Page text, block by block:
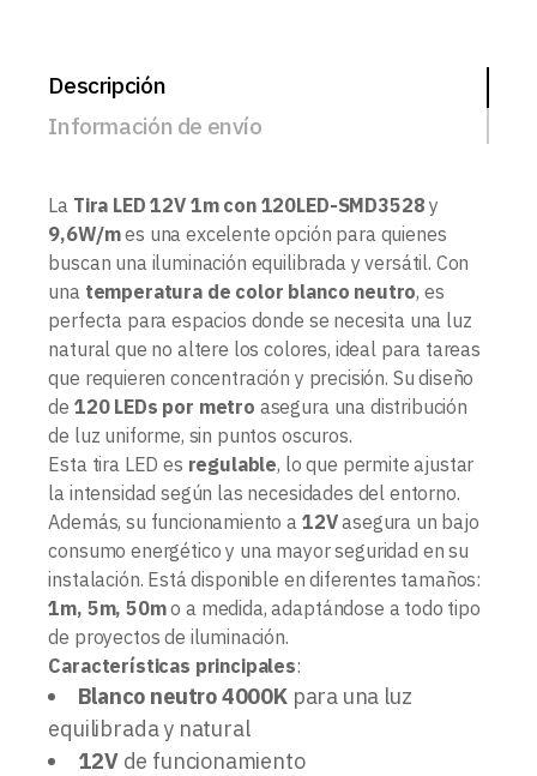
Descripción
Información de envío
La Tira LED 12V 1m con 120LED-SMD3528 y
9,6W/mes una excelente opción para quienes
buscan una iluminación equilibrada y versátil. Con
una temperatura de color blanco neutro, es
perfecta para espacios donde se necesita una luz
natural que no altere los colores, ideal para tareas
que requieren concentración y precisión. Su diseño
de 120 LEDs por metro asegura una distribución
de luz uniforme, sin puntos oscuros.
Esta tira LED es regulable, lo que permite ajustar
la intensidad según las necesidades del entorno.
Además, su funcionamiento a 12Vasegura un bajo
consumo energético y una mayor seguridad en su
instalación. Está disponible en diferentes tamaños:
1m, 5m, 50mo a medida, adaptándose a todo tipo
de proyectos de iluminación.
Características principales:
Blanco neutro 4000Kpara una luz
equilibrada y natural
12Vde funcionamiento